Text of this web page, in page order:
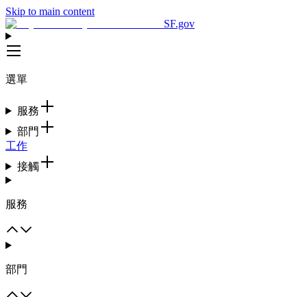
Skip to main content
SF.gov
選單
服務
部門
工作
接觸
服務
部門